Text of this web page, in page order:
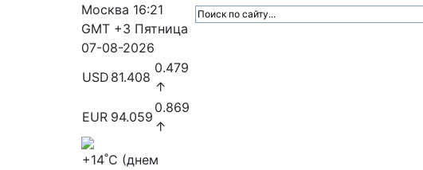
Москва 16:21
GMT +3 Пятница
07-08-2026
USD 81.408
0.479
↑
EUR 94.059
0.869
↑
+14˚C (днем